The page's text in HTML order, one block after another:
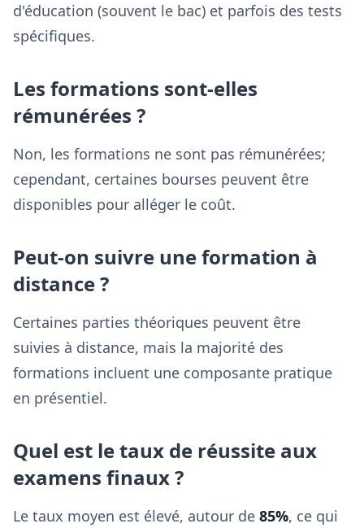
d'éducation (souvent le bac) et parfois des tests
spécifiques.
Les formations sont-elles
rémunérées ?
Non, les formations ne sont pas rémunérées;
cependant, certaines bourses peuvent être
disponibles pour alléger le coût.
Peut-on suivre une formation à
distance ?
Certaines parties théoriques peuvent être
suivies à distance, mais la majorité des
formations incluent une composante pratique
en présentiel.
Quel est le taux de réussite aux
examens finaux ?
Le taux moyen est élevé, autour de 85%, ce qui